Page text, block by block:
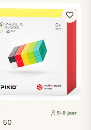
5-8 jaar
50